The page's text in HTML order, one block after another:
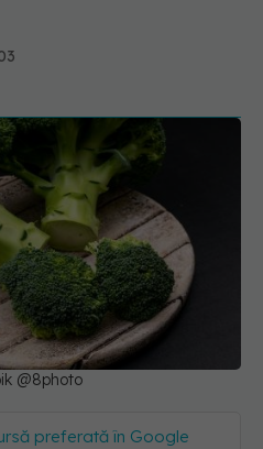
@8photo
preferată în Google